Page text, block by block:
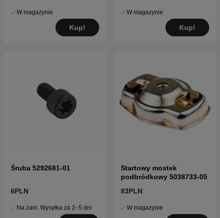
W magazynie
Kup!
W magazynie
Kup!
Śruba 5292681-01
6PLN
Na zam. Wysyłka za 2–5 dni
Startowy mostek
podbródkowy 5038733-05
83PLN
W magazynie